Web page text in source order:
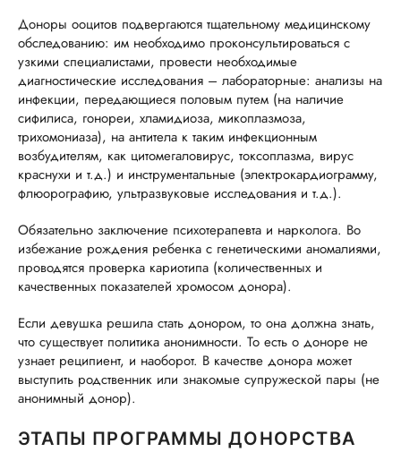
Доноры ооцитов подвергаются тщательному медицинскому
обследованию: им необходимо проконсультироваться с
узкими специалистами, провести необходимые
диагностические исследования – лабораторные: анализы на
инфекции, передающиеся половым путем (на наличие
сифилиса, гонореи, хламидиоза, микоплазмоза,
трихомониаза), на антитела к таким инфекционным
возбудителям, как цитомегаловирус, токсоплазма, вирус
краснухи и т.д.) и инструментальные (электрокардиограмму,
флюорографию, ультразвуковые исследования и т.д.).
Обязательно заключение психотерапевта и нарколога. Во
избежание рождения ребенка с генетическими аномалиями,
проводятся проверка кариотипа (количественных и
качественных показателей хромосом донора).
Если девушка решила стать донором, то она должна знать,
что существует политика анонимности. То есть о доноре не
узнает реципиент, и наоборот. В качестве донора может
выступить родственник или знакомые супружеской пары (не
анонимный донор).
ЭТАПЫ ПРОГРАММЫ ДОНОРСТВА